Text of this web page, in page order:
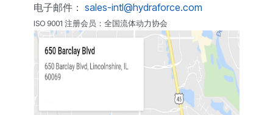
电子邮件： sales-intl@hydraforce.com
ISO 9001 注册会员：全国流体动力协会